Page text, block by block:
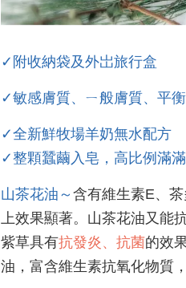
✓附收納袋及外岀旅行盒
✓敏感膚質、ㄧ般膚質、平
✓全新鮮牧場羊奶無水配方
✓整顆蠶繭入皂，高比例滿
山茶花油～ 含有維生素E、
上效果顯著。山茶花油又能
紫草具有抗發炎、抗菌的效
油，富含維生素抗氧化物質